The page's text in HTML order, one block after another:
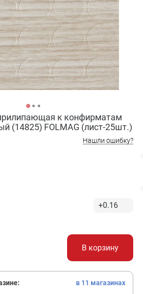
к конфирматам
(14825) FOLMAG (лист-25шт.)
Нашли ошибку?
+0.16
В корзину
в 11 магазинах